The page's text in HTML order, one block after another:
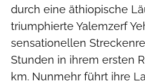
durch eine äthiopische
triumphierte Yalemzerf
sensationellen
Stunden in ihrem ersten
km. Nunmehr führt ihre